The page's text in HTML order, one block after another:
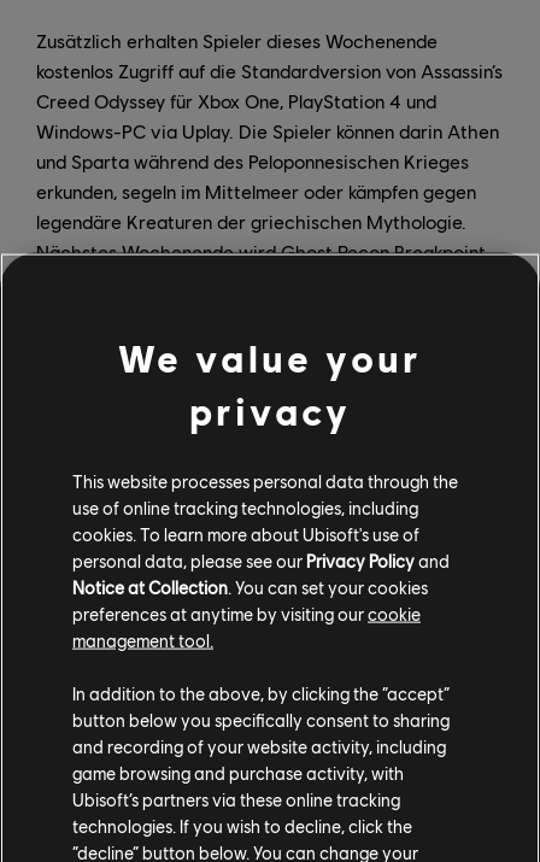
Zusätzlich erhalten Spieler dieses Wochenende
kostenlos Zugriff auf die Standardversion von Assassin’s
Creed Odyssey für Xbox One, PlayStation 4 und
Windows-PC via Uplay. Die Spieler können darin Athen
und Sparta während des Peloponnesischen Krieges
erkunden, segeln im Mittelmeer oder kämpfen gegen
legendäre Kreaturen der griechischen Mythologie.
Nächstes Wochenende wird Ghost Recon Breakpoint
schlüpfen die Spieler erneut in die Rolle eines Ghost,
Soldat einer US-Spezialeinheit, der auf das Auroa-
Archipel geschickt wurde, um Skell Technology zu
untersuchen und Cole D. Walker, einen ehemaligen
Ebenfalls frei verfügbar istRabbids Coding. Der Titel
vermittelt die Grundzüge des Programmierens auf
spielerische Art und Weise, indem die Spieler die
Aufgabe haben, ein von Rabbids überranntes
Raumschiff aufzuräumen. Für Eltern, die versuchen, ihre
ein unterhaltsames Hilfsmittel, um die Grundlagen der
Programmierung zu erlernen. Es werden keine
Programmiervorkenntnisse benötigt. Die Anweisungen
werden über ein leicht verständliches Menü und eine
benutzerfreundliche Oberfläche vermittelt, die zum
Experimentieren und Lernen in einem angemessenen
We value your
privacy
This website processes personal data through the
use of online tracking technologies, including
cookies. To learn more about Ubisoft's use of
personal data, please see our Privacy Policyand
Notice at Collection . You can set your cookies
preferences at anytime by visiting ourcookie
management tool.
In addition to the above, by clicking the “accept”
button below you specifically consent to sharing
and recording of your website activity, including
game browsing and purchase activity, with
Ubisoft’s partners via these online tracking
technologies. If you wish to decline, click the
“decline” button below. You can change your